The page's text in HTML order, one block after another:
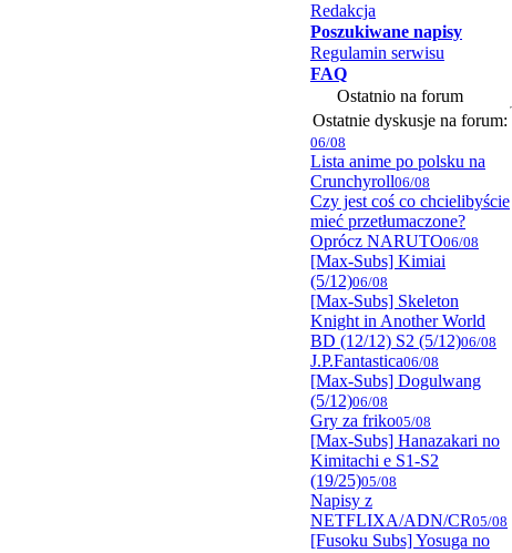
Redakcja
Poszukiwane napisy
Regulamin serwisu
FAQ
Ostatnio na forum
Ostatnie dyskusje na forum:
06/08
Lista anime po polsku na
Crunchyroll06/08
Czy jest coś co chcielibyście
mieć przetłumaczone?
Oprócz NARUTO06/08
[Max-Subs] Kimiai
(5/12)06/08
[Max-Subs] Skeleton
Knight in Another World
BD (12/12) S2 (5/12)06/08
J.P.Fantastica06/08
[Max-Subs] Dogulwang
(5/12)06/08
Gry za friko05/08
[Max-Subs] Hanazakari no
Kimitachi e S1-S2
(19/25)05/08
Napisy z
NETFLIXA/ADN/CR05/08
[Fusoku Subs] Yosuga no